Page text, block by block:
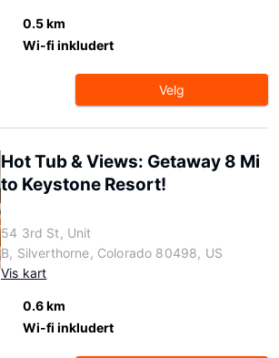
0.5 km
Wi-fi inkludert
Velg
Hot Tub & Views: Getaway 8 Mi
to Keystone Resort!
54 3rd St, Unit
B, Silverthorne, Colorado 80498, US
Vis kart
0.6 km
Wi-fi inkludert